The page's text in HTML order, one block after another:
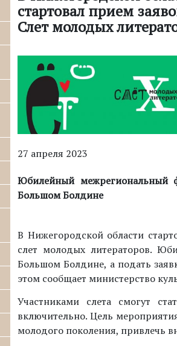
стартовал прием
Слет молодых
27 апреля 2023
Юбилейный межрегиональный
Большом Болдине
В Нижегородской области
слет молодых литераторов.
Большом Болдине, а подать
этом сообщает министерство
Участниками слета смогут
включительно. Цель
молодого поколения, привлечь